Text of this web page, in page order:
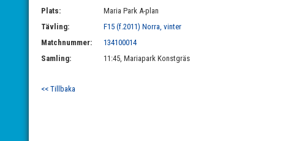
Plats:
Maria Park A-plan
Tävling:
F15 (f.2011) Norra, vinter
Matchnummer:
134100014
Samling:
11:45, Mariapark Konstgräs
<< Tillbaka